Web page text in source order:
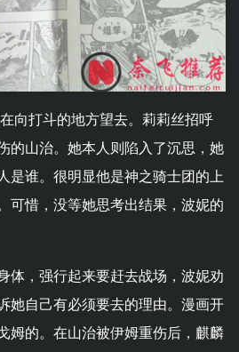
向打斗的地方望去。莉莉丝招呼
的山治。她本人则陷入了沉思，她
是谁。很明显他是神之骑士团的上
可惜，没等她思考出结果，波妮的
体，强行起来要赶去战场，波妮劝
她自己有必须要去的理由。漫画开
姆的。在山治被伊姆重伤后，麒麟